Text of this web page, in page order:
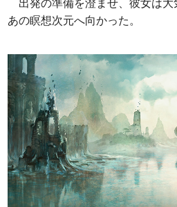
あの瞑想次元へ向かった。